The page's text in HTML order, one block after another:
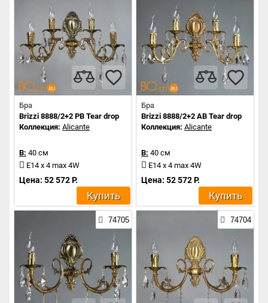
Бра
Brizzi 8888/2+2 PB Tear drop
Коллекция: Alicante
В: 40 см
E14 x 4 max 4W
Цена: 52 572 Р.
Купить
Бра
Brizzi 8888/2+2 AB Tear drop
Коллекция: Alicante
В: 40 см
E14 x 4 max 4W
Цена: 52 572 Р.
Купить
74705 74704